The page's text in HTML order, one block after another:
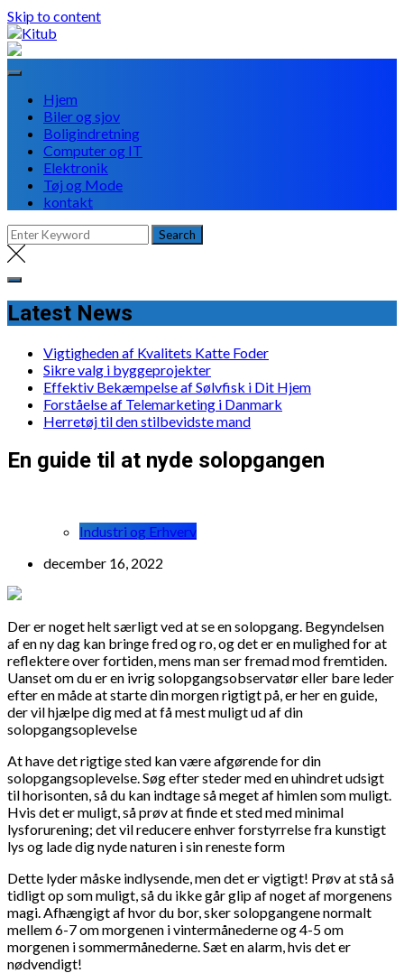
Skip to content
Hjem
Biler og sjov
Boligindretning
Computer og IT
Elektronik
Tøj og Mode
kontakt
Latest News
Vigtigheden af Kvalitets Katte Foder
Sikre valg i byggeprojekter
Effektiv Bekæmpelse af Sølvfisk i Dit Hjem
Forståelse af Telemarketing i Danmark
Herretøj til den stilbevidste mand
En guide til at nyde solopgangen
Industri og Erhverv
december 16, 2022
Der er noget helt særligt ved at se en solopgang. Begyndelsen
af en ny dag kan bringe fred og ro, og det er en mulighed for at
reflektere over fortiden, mens man ser fremad mod fremtiden.
Uanset om du er en ivrig solopgangsobservatør eller bare leder
efter en måde at starte din morgen rigtigt på, er her en guide,
der vil hjælpe dig med at få mest muligt ud af din
solopgangsoplevelse
At have det rigtige sted kan være afgørende for din
solopgangsoplevelse. Søg efter steder med en uhindret udsigt
til horisonten, så du kan indtage så meget af himlen som muligt.
Hvis det er muligt, så prøv at finde et sted med minimal
lysforurening; det vil reducere enhver forstyrrelse fra kunstigt
lys og lade dig nyde naturen i sin reneste form
Dette lyder måske indlysende, men det er vigtigt! Prøv at stå så
tidligt op som muligt, så du ikke går glip af noget af morgenens
magi. Afhængigt af hvor du bor, sker solopgangene normalt
mellem 6-7 om morgenen i vintermånederne og 4-5 om
morgenen i sommermånederne. Sæt en alarm, hvis det er
nødvendigt!